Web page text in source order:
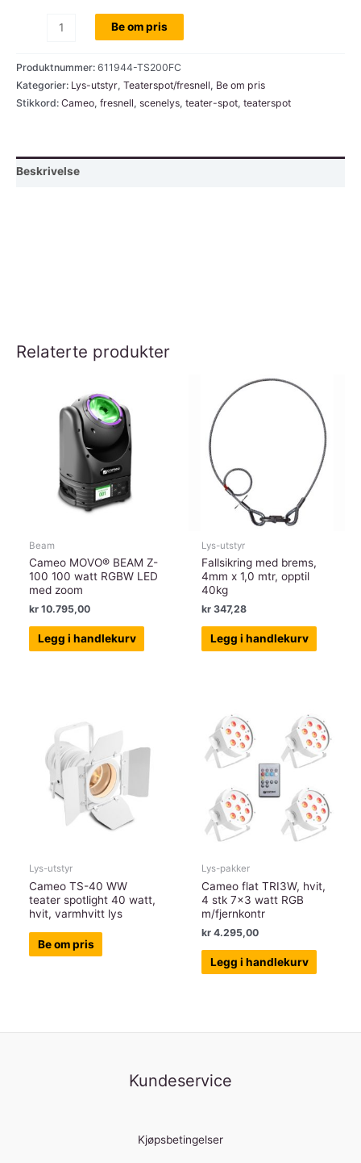
200
FC
fullfarge
Be om pris
Produktnummer: 611944-TS200FC
Kategorier: Lys-utstyr, Teaterspot/fresnell, Be om pris
Stikkord: Cameo, fresnell, scenelys, teater-spot, teaterspot
Beskrivelse
Relaterte produkter
Beam
Cameo MOVO® BEAM Z-
100 100 watt RGBW LED
med zoom
kr 10.795,00
Legg i handlekurv
Lys-utstyr
Fallsikring med brems,
4mm x 1,0 mtr, opptil
40kg
kr 347,28
Legg i handlekurv
Lys-utstyr
Cameo TS-40 WW
teater spotlight 40 watt,
hvit, varmhvitt lys
Be om pris
Lys-pakker
Cameo flat TRI3W, hvit,
4 stk 7×3 watt RGB
m/fjernkontr
kr 4.295,00
Legg i handlekurv
Kundeservice
Kjøpsbetingelser